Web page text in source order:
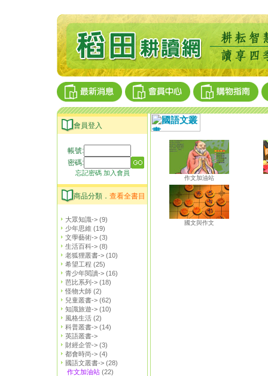
會員登入
帳號:
密碼:
忘記密碼 加入會員
商品分類． 查看全書目
大眾知識-> (9)
少年思維 (19)
文學藝術-> (3)
生活百科-> (8)
老狐狸叢書-> (10)
希望工程 (25)
青少年閱讀-> (16)
芭比系列-> (18)
怪物大師 (2)
兒童叢書-> (62)
知識旅遊-> (10)
風格生活 (2)
科普叢書-> (14)
英語叢書->
財經企管-> (3)
都會時尚-> (4)
國語文叢書-> (28)
作文加油站 (22)
作文加油站
國文與作文